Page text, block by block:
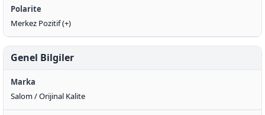
Polarite
Merkez Pozitif (+)
Genel Bilgiler
Marka
Salom / Orijinal Kalite